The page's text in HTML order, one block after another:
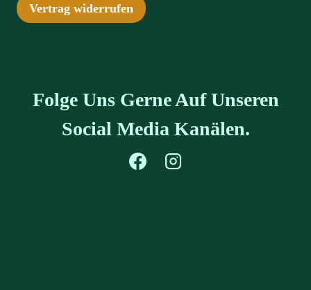
Vertrag widerrufen
Folge Uns Gerne Auf Unseren
Social Media Kanälen.